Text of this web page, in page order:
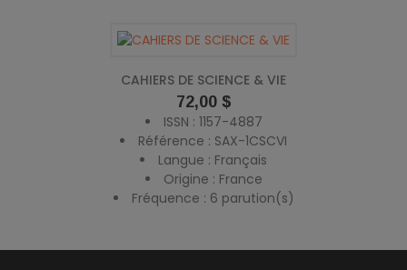
CAHIERS DE SCIENCE & VIE
Prix
72,00 $
ISSN : 1157-4887
Référence : SAX-1CSCVI
Langue : Français
Origine : France
Fréquence : 6 parution(s)